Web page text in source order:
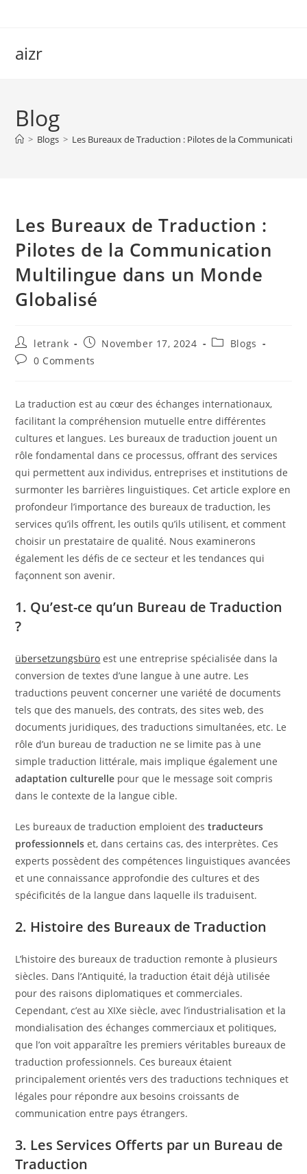
aizr
Blog
> Blogs > Les Bureaux de Traduction : Pilotes de la
Les Bureaux de Traduction :
Pilotes de la Communication
Multilingue dans un Monde
Globalisé
Post
author:
letrank
Post
published:
November 17, 2024
PostBlogs
Post0 Comments
La traduction est au cœur des échanges internationaux,
facilitant la compréhension mutuelle entre différentes
cultures et langues. Les bureaux de traduction jouent un
rôle fondamental dans ce processus, offrant des services
qui permettent aux individus, entreprises et institutions de
surmonter les barrières linguistiques. Cet article explore en
profondeur l’importance des bureaux de traduction, les
services qu’ils offrent, les outils qu’ils utilisent, et comment
choisir un prestataire de qualité. Nous examinerons
également les défis de ce secteur et les tendances qui
façonnent son avenir.
1. Qu’est-ce qu’un Bureau de Traduction
?
übersetzungsbüro est une entreprise spécialisée dans la
conversion de textes d’une langue à une autre. Les
traductions peuvent concerner une variété de documents
tels que des manuels, des contrats, des sites web, des
documents juridiques, des traductions simultanées, etc. Le
rôle d’un bureau de traduction ne se limite pas à une
simple traduction littérale, mais implique également une
adaptation culturelle pour que le message soit compris
dans le contexte de la langue cible.
Les bureaux de traduction emploient destraducteurs
professionnels et, dans certains cas, des interprètes. Ces
experts possèdent des compétences linguistiques avancées
et une connaissance approfondie des cultures et des
spécificités de la langue dans laquelle ils traduisent.
2. Histoire des Bureaux de Traduction
L’histoire des bureaux de traduction remonte à plusieurs
siècles. Dans l’Antiquité, la traduction était déjà utilisée
pour des raisons diplomatiques et commerciales.
Cependant, c’est au XIXe siècle, avec l’industrialisation et la
mondialisation des échanges commerciaux et politiques,
que l’on voit apparaître les premiers véritables bureaux de
traduction professionnels. Ces bureaux étaient
principalement orientés vers des traductions techniques et
légales pour répondre aux besoins croissants de
communication entre pays étrangers.
3. Les Services Offerts par un Bureau de
Traduction